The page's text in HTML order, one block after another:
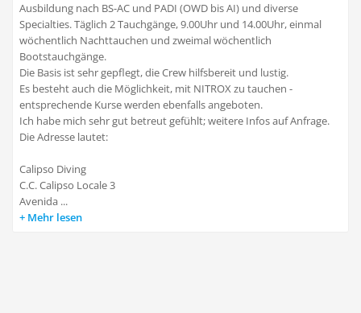
Ausbildung nach BS-AC und PADI (OWD bis AI) und diverse
Specialties. Täglich 2 Tauchgänge, 9.00Uhr und 14.00Uhr, einmal
wöchentlich Nachttauchen und zweimal wöchentlich
Bootstauchgänge.
Die Basis ist sehr gepflegt, die Crew hilfsbereit und lustig.
Es besteht auch die Möglichkeit, mit NITROX zu tauchen -
entsprechende Kurse werden ebenfalls angeboten.
Ich habe mich sehr gut betreut gefühlt; weitere Infos auf Anfrage.
Die Adresse lautet:
Calipso Diving
C.C. Calipso Locale 3
Avenida ...
Mehr lesen